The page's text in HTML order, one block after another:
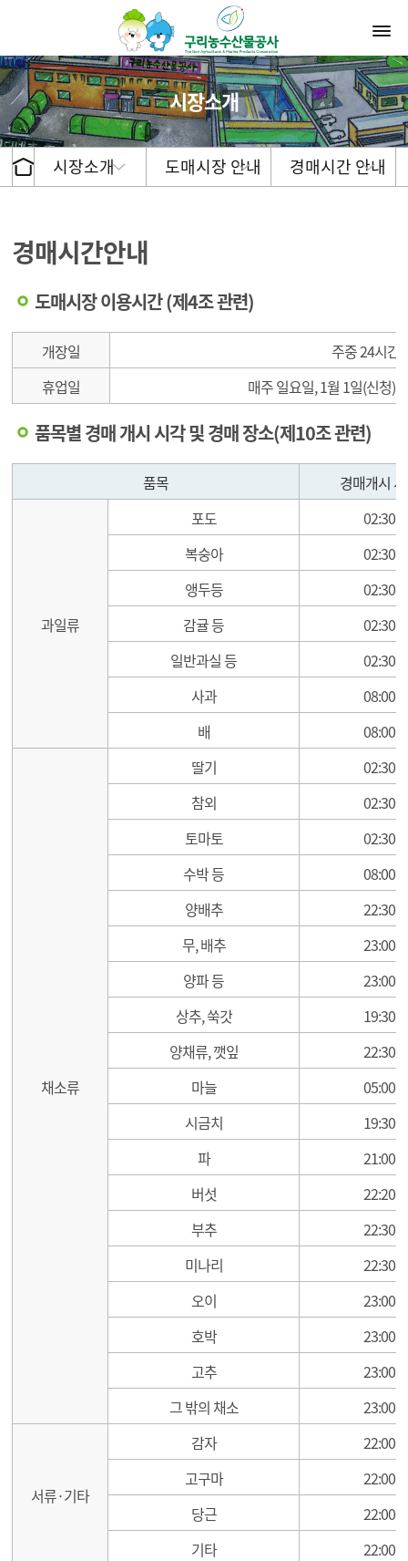
시장소개
시장소개 도매시장 안내 경매시간 안내
경매시간안내
도매시장 이용시간 (제4조 관련)
개장일
주중 24시간
휴업일
매주 일요일, 1월 1일(신청),
품목별 경매 개시 시각 및 경매 장소(제10조 관련)
품목 경매개시
과일류
포도
02:30
복숭아
02:30
앵두등
02:30
감귤 등
02:30
일반과실 등
02:30
사과
08:00
배
08:00
채소류
딸기
02:30
참외
02:30
토마토
02:30
수박 등
08:00
양배추
22:30
무, 배추
23:00
양파 등
23:00
상추, 쑥갓
19:30
양채류, 깻잎
22:30
마늘
05:00
시금치
19:30
파
21:00
버섯
22:20
부추
22:30
미나리
22:30
오이
23:00
호박
23:00
고추
23:00
그 밖의 채소
23:00
서류·기타
감자
22:00
고구마
22:00
당근
22:00
기타
22:00